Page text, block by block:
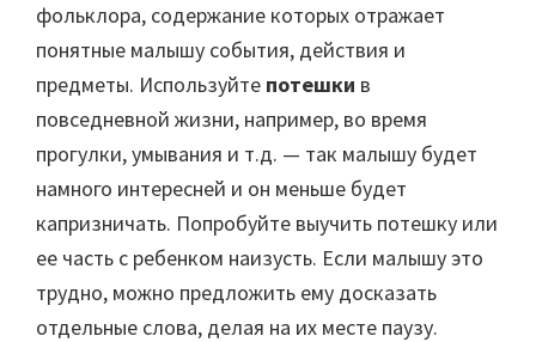
фольклора, содержание которых отражает
понятные малышу события, действия и
предметы. Используйте потешки в
повседневной жизни, например, во время
прогулки, умывания и т.д. — так малышу будет
намного интересней и он меньше будет
капризничать. Попробуйте выучить потешку или
ее часть с ребенком наизусть. Если малышу это
трудно, можно предложить ему досказать
отдельные слова, делая на их месте паузу.